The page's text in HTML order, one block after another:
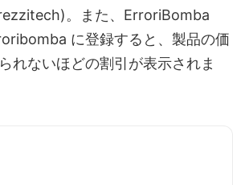
。また、ErroriBomba
に登録すると、製品の価
れないほどの割引が表示されま